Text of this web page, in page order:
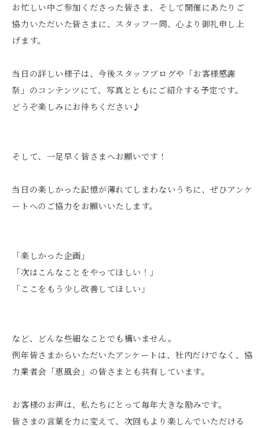
お忙しい中ご参加くださった皆さま、そして開催にあたりご
協力いただいた皆さまに、スタッフ一同、心より御礼申し上
げます。
当日の詳しい様子は、今後スタッフブログや「お客様感謝
祭」のコンテンツにて、写真とともにご紹介する予定です。
どうぞ楽しみにお待ちください♪
そして、一足早く皆さまへお願いです！
当日の楽しかった記憶が薄れてしまわないうちに、ぜひアンケ
ートへのご協力をお願いいたします。
「楽しかった企画」
「次はこんなことをやってほしい！」
「ここをもう少し改善してほしい」
など、どんな些細なことでも構いません。
例年皆さまからいただいたアンケートは、社内だけでなく、協
力業者会「恵風会」の皆さまとも共有しています。
お客様のお声は、私たちにとって毎年大きな励みです。
皆さまの言葉を力に変えて、次回もより楽しんでいただける